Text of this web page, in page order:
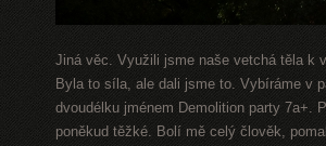
Jiná věc. Využili jsme naše vetchá těla k
Byla to síla, ale dali jsme to. Vybíráme v
dvoudélku jménem Demolition party 7a+.
poněkud těžké. Bolí mě celý člověk,